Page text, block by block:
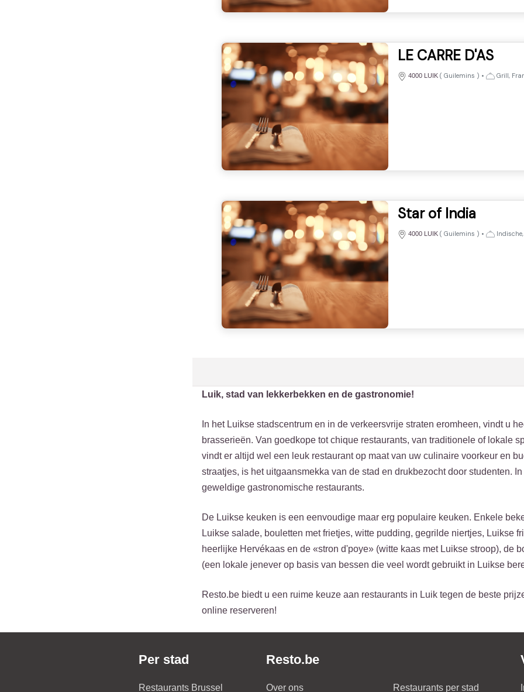
LE CARRE D'AS
4000 LUIK ( Guilemins ) • Grill,
Star of India
4000 LUIK ( Guilemins ) • Indische,
Luik, stad van lekkerbekken en de gastronomie!
In het Luikse stadscentrum en in de verkeersvrije straten eromheen, vindt u
brasserieën. Van goedkope tot chique restaurants, van traditionele of lokale
vindt er altijd wel een leuk restaurant op maat van uw culinaire voorkeur en
straatjes, is het uitgaansmekka van de stad en drukbezocht door studenten.
geweldige gastronomische restaurants.
De Luikse keuken is een eenvoudige maar erg populaire keuken. Enkele
Luikse salade, bouletten met frietjes, witte pudding, gegrilde niertjes, Luikse
heerlijke Hervékaas en de «stron d'poye» (witte kaas met Luikse stroop), de
(een lokale jenever op basis van bessen die veel wordt gebruikt in Luikse
Resto.be biedt u een ruime keuze aan restaurants in Luik tegen de beste
online reserveren!
Per stad
Restaurants Brussel
Resto.be
Over ons Restaurants per stad